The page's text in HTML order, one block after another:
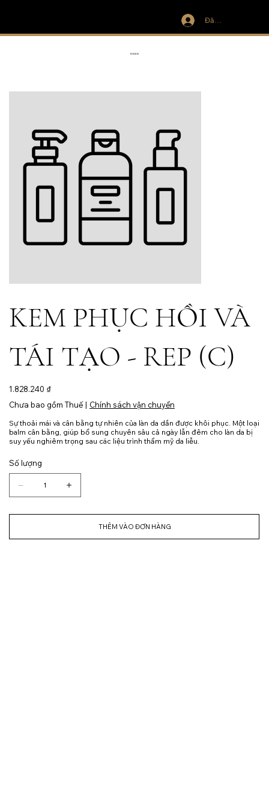
Đăng nhập
RIBBON
KEM PHỤC HỒI VÀ
TÁI TẠO - REP (C)
Giá
1.828.240 ₫
Chưa bao gồm Thuế | Chính sách vận chuyển
Sự thoải mái và cân bằng tự nhiên của làn da dần được khôi phục. Một loại
balm cân bằng, giúp bổ sung chuyên sâu cả ngày lẫn đêm cho làn da bị
suy yếu nghiêm trọng sau các liệu trình thẩm mỹ da liễu.
Số lượng
THÊM VÀO ĐƠN HÀNG